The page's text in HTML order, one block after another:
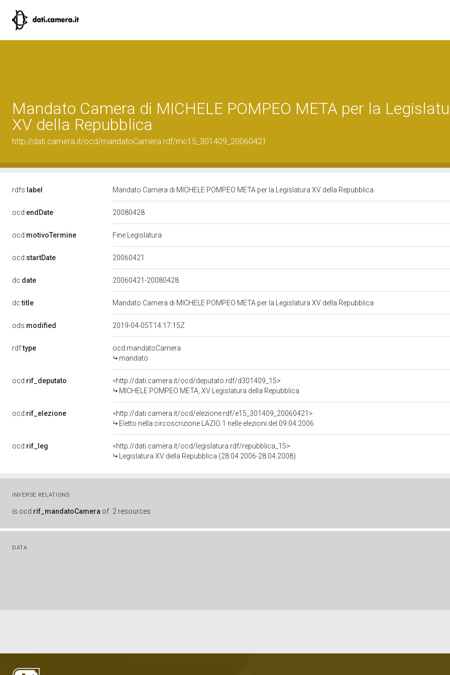
Mandato Camera di MICHELE POMPEO META per la
XV della Repubblica
http://dati.camera.it/ocd/mandatoCamera.rdf/mc15_301409_20060421
rdfs: label Mandato Camera di MICHELE POMPEO META per la Legislatura XV della Repubblica
ocd:endDate 20080428
ocd:motivoTermine Fine Legislatura
ocd:startDate 20060421
dc:date 20060421-20080428
dc:title Mandato Camera di MICHELE POMPEO META per la Legislatura XV della Repubblica
ods:modified 2019-04-05T14:17:15Z
rdf:type
ocd:mandatoCamera
mandato
ocd:rif_deputato
<http://dati.camera.it/ocd/deputato.rdf/d301409_15>
MICHELE POMPEO META, XV Legislatura della Repubblica
ocd:rif_elezione
<http://dati.camera.it/ocd/elezione.rdf/e15_301409_20060421>
Eletto nella circoscrizione LAZIO 1 nelle elezioni del 09.04.2006
ocd:rif_leg
<http://dati.camera.it/ocd/legislatura.rdf/repubblica_15>
Legislatura XV della Repubblica (28.04.2006-28.04.2008)
INVERSE RELATIONS
is ocd:rif_mandatoCamera of 2 resources
DATA